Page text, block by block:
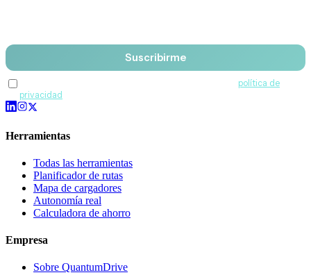
Suscribirme
política de
privacidad
Herramientas
Todas las herramientas
Planificador de rutas
Mapa de cargadores
Autonomía real
Calculadora de ahorro
Empresa
Sobre QuantumDrive